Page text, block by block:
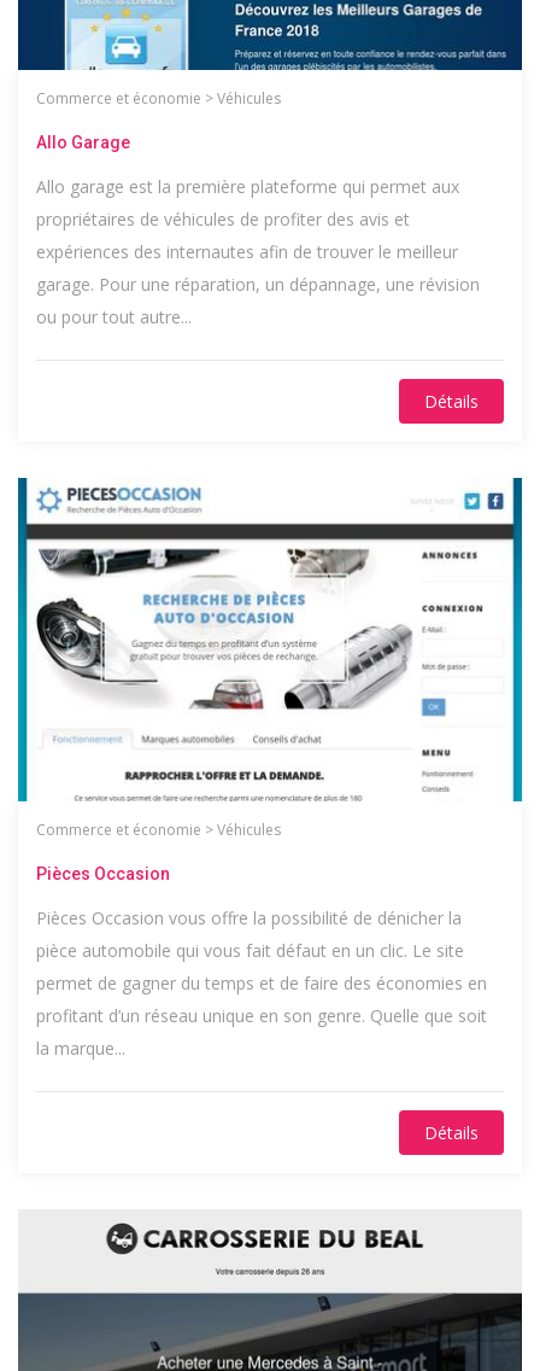
Commerce et économie >Véhicules
Allo Garage
Allo garage est la première plateforme qui permet aux
propriétaires de véhicules de profiter des avis et
expériences des internautes afin de trouver le meilleur
garage. Pour une réparation, un dépannage, une révision
ou pour tout autre...
Détails
Commerce et économie >Véhicules
Pièces Occasion
Pièces Occasion vous offre la possibilité de dénicher la
pièce automobile qui vous fait défaut en un clic. Le site
permet de gagner du temps et de faire des économies en
profitant d’un réseau unique en son genre. Quelle que soit
la marque...
Détails